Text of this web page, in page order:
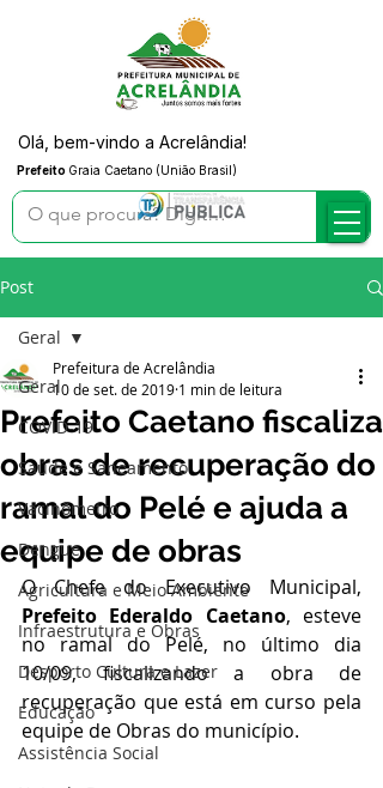
Prefeito Graia Caetano (União Brasil)
Olá, bem-vindo a Acrelândia!
Post
Geral
COVID-19
Saúde e Saneamento
Vacinômetro
Dengue
Agricultura e Meio Ambiente
Infraestrutura e Obras
Desporto Cultura e Lazer
Educação
Assistência Social
Geral
Prefeito Caetano fiscaliza
obras de recuperação do
ramal do Pelé e ajuda a
equipe de obras
Prefeitura de Acrelândia
10 de set. de 2019 1 min de leitura
Prefeito Ederaldo Caetano, esteve
no ramal do Pelé, no último dia
10/09, fiscalizando a obra de
recuperação que está em curso pela
equipe de Obras do município.